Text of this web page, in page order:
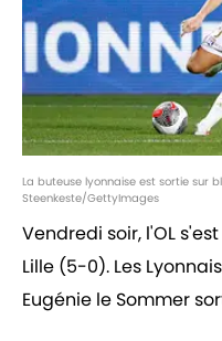
La buteuse lyonnaise est sortie sur
Steenkeste/GettyImages
Vendredi soir, l'OL
Lille (5-0). Les
Eugénie le Sommer